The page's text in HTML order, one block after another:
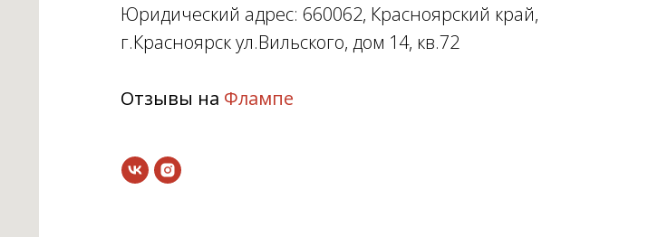
Юридический адрес: 660062, Красноярский край,
г.Красноярск ул.Вильского, дом 14, кв.72
Отзывы на Флампе